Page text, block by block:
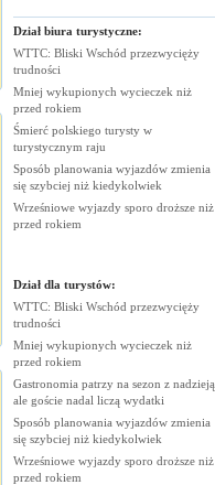
Dział biura turystyczne:
WTTC: Bliski Wschód przezwycięży
trudności
Mniej wykupionych wycieczek niż
przed rokiem
Śmierć polskiego turysty w
turystycznym raju
Sposób planowania wyjazdów zmienia
się szybciej niż kiedykolwiek
Wrześniowe wyjazdy sporo droższe niż
przed rokiem
Dział dla turystów:
WTTC: Bliski Wschód przezwycięży
trudności
Mniej wykupionych wycieczek niż
przed rokiem
Gastronomia patrzy na sezon z nadzieją,
ale goście nadal liczą wydatki
Sposób planowania wyjazdów zmienia
się szybciej niż kiedykolwiek
Wrześniowe wyjazdy sporo droższe niż
przed rokiem